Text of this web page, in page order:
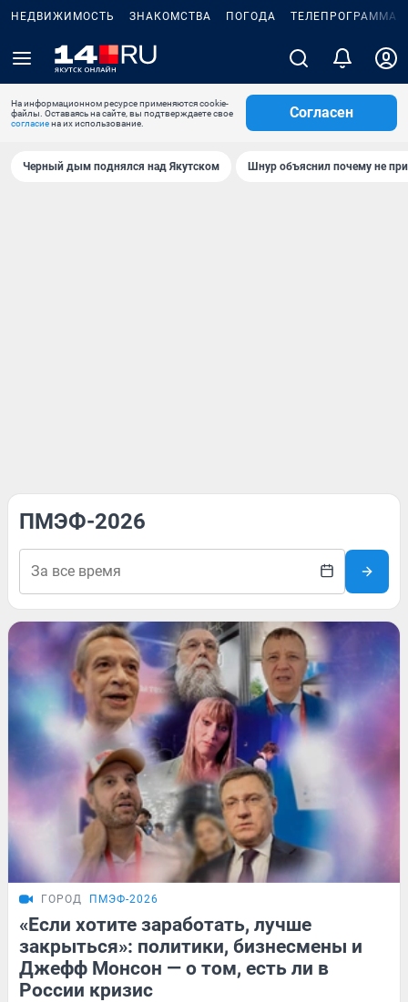
НЕДВИЖИМОСТЬ ЗНАКОМСТВА ПОГОДА ТЕЛЕПРОГРАММА
На информационном ресурсе применяются cookie-
файлы. Оставаясь на сайте, вы подтверждаете свое
согласиена их использование.
Согласен
Черный дым поднялся над Якутском Шнур объяснил почему не
ПМЭФ-2026
ГОРОД ПМЭФ-2026
«Если хотите заработать, лучше
закрыться»: политики, бизнесмены и
Джефф Монсон — о том, есть ли в
России кризис